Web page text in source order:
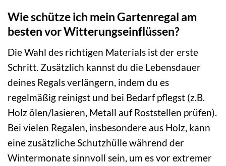
Wie schütze ich mein Gartenregal am
besten vor Witterungseinflüssen?
Die Wahl des richtigen Materials ist der erste
Schritt. Zusätzlich kannst du die Lebensdauer
deines Regals verlängern, indem du es
regelmäßig reinigst und bei Bedarf pflegst (z.B.
Holz ölen/lasieren, Metall auf Roststellen prüfen).
Bei vielen Regalen, insbesondere aus Holz, kann
eine zusätzliche Schutzhülle während der
Wintermonate sinnvoll sein, um es vor extremer